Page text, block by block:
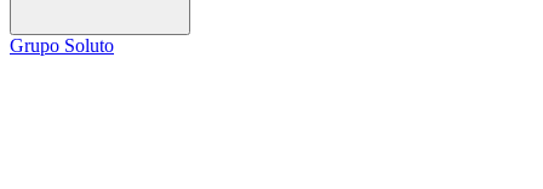
Grupo Soluto